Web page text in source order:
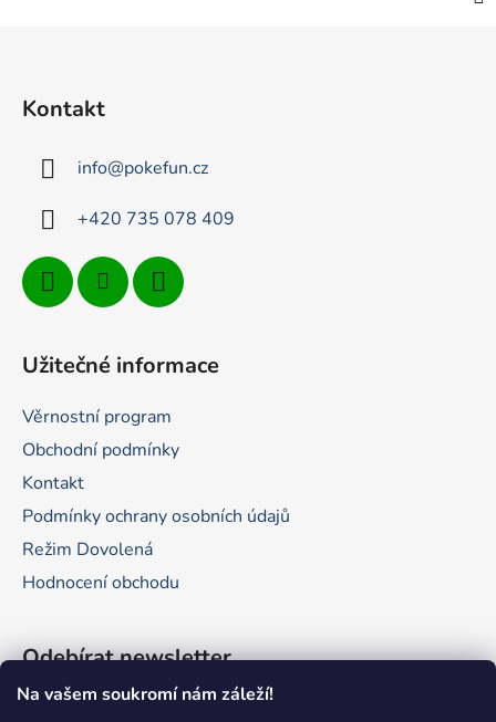
Na vašem soukromí nám záleží!
Kontakt
info@pokefun.cz
+420 735 078 409
Užitečné informace
Věrnostní program
Obchodní podmínky
Kontakt
Podmínky ochrany osobních údajů
Režim Dovolená
Hodnocení obchodu
Odebírat newsletter
Vložte svůj e-mail a my vám budeme zasílat informace o